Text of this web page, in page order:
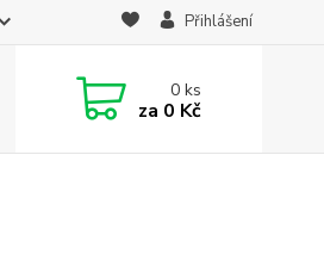
Přihlášení
0ks
za 0 Kč